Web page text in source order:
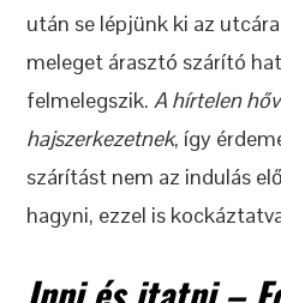
után se lépjünk ki az
meleget árasztó szárító
felmelegszik.A hírtelen
hajszerkezetnek, így
szárítást nem az indulás
hagyni, ezzel is